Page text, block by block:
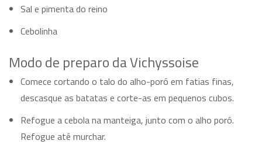
Sal e pimenta do reino
Cebolinha
Modo de preparo da Vichyssoise
Comece cortando o talo do alho-poró em fatias finas,
descasque as batatas e corte-as em pequenos cubos.
Refogue a cebola na manteiga, junto com o alho poró.
Refogue até murchar.